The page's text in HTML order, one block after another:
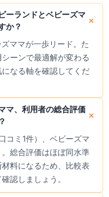
ーランドとベビーズマ
か？
ママが一歩リード。た
ーンで最適解が変わる
なる軸を確認してくだ
マ、利用者の総合評価
ミ1件）、ベビーズマ
総合評価はほぼ同水準
料になるため、比較表
認しましょう。